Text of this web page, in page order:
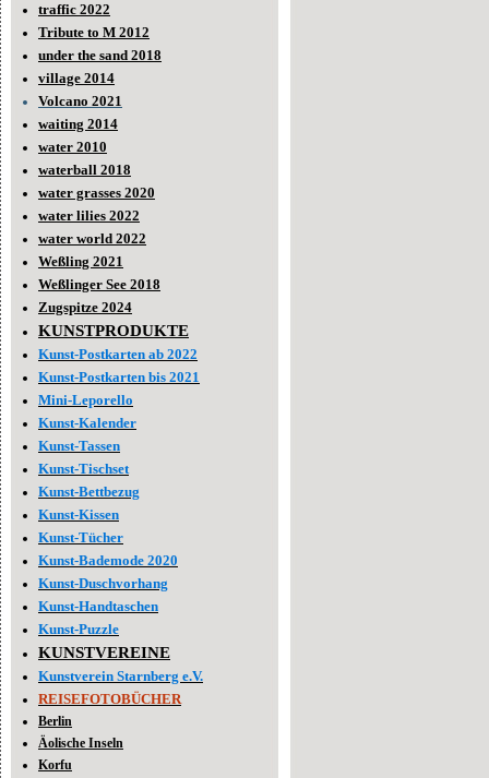
traffic 2022
Tribute to M 2012
under the sand 2018
village 2014
Volcano 2021
waiting 2014
water 2010
waterball 2018
water grasses 2020
water lilies 2022
water world 2022
Weßling 2021
Weßlinger See 2018
Zugspitze 2024
KUNSTPRODUKTE
Kunst-Postkarten ab 2022
Kunst-Postkarten bis 2021
Mini-Leporello
Kunst-Kalender
Kunst-Tassen
Kunst-Tischset
Kunst-Bettbezug
Kunst-Kissen
Kunst-Tücher
Kunst-Bademode 2020
Kunst-Duschvorhang
Kunst-Handtaschen
Kunst-Puzzle
KUNSTVEREINE
Kunstverein Starnberg e.V.
REISEFOTOBÜCHER
Berlin
Äolische Inseln
Korfu